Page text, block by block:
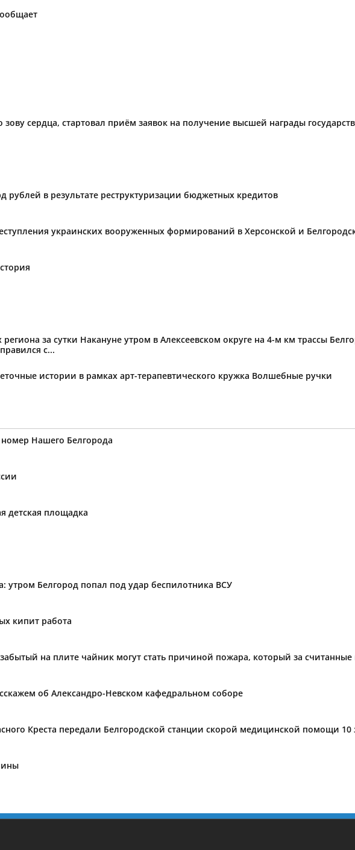
сердца, стартовал приём заявок на получение высшей награды
рублей в результате реструктуризации бюджетных кредитов
украинских вооруженных формирований в Херсонской и
за сутки Накануне утром в Алексеевском округе на 4-м км трассы
с...
истории в рамках арт-терапевтического кружка Волшебные ручки
Нашего Белгорода
детская площадка
утром Белгород попал под удар беспилотника ВСУ
кипит работа
на плите чайник могут стать причиной пожара, который за
об Александро-Невском кафедральном соборе
Креста передали Белгородской станции скорой медицинской помощи